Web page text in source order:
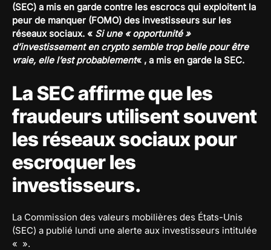
(SEC) a mis en garde contre les escrocs qui exploitent la
peur de manquer (FOMO) des investisseurs sur les
réseaux sociaux. « Si une « opportunité »
d’investissement en crypto semble trop belle pour être
vraie, elle l’est probablement« , a mis en garde la SEC.
La SEC affirme que les
fraudeurs utilisent souvent
les réseaux sociaux pour
escroquer les
investisseurs.
La Commission des valeurs mobilières des États-Unis
(SEC) a publié lundi une alerte aux investisseurs intitulée
« ».